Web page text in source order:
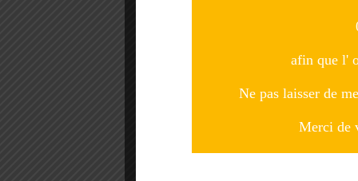
afin que l'
Ne pas laisser de
Merci de